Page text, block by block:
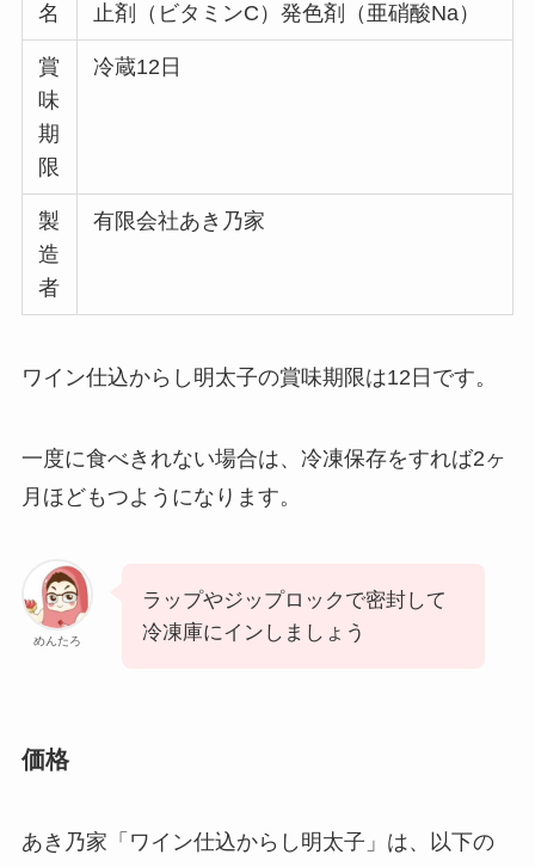
名
止剤（ビタミンC）発色剤（亜硝酸Na）
賞
味
期
限
冷蔵12日
製
造
者
有限会社あき乃家
ワイン仕込からし明太子の賞味期限は12日です。
一度に食べきれない場合は、冷凍保存をすれば2ヶ
月ほどもつようになります。
めんたろ
ラップやジップロックで密封して
冷凍庫にインしましょう
価格
あき乃家「ワイン仕込からし明太子」は、以下の